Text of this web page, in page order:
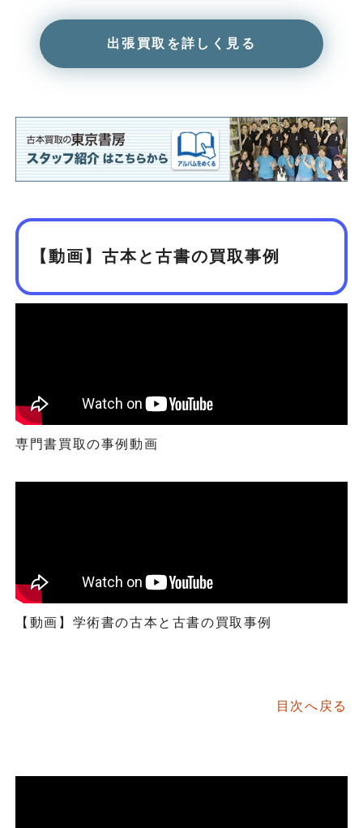
出張買取を詳しく見る
【動画】古本と古書の買取事例
専門書買取の事例動画
【動画】学術書の古本と古書の買取事例
目次へ戻る